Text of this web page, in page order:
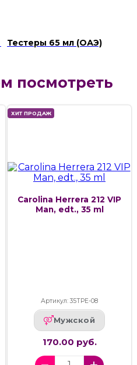
Тестеры 65 мл (ОАЭ)
посмотреть
ХИТ ПРОДАЖ
Carolina Herrera 212 VIP
Man, edt., 35 ml
Артикул: 35ТРЕ-08
Мужской
170.00 руб.